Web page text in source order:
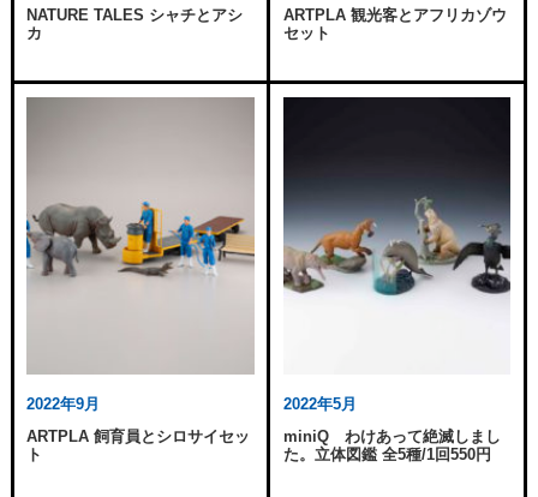
NATURE TALES シャチとアシ
カ
ARTPLA 観光客とアフリカゾウ
セット
2022年9月
ARTPLA 飼育員とシロサイセッ
ト
2022年5月
miniQ わけあって絶滅しまし
た。立体図鑑 全5種/1回550円